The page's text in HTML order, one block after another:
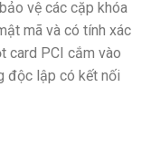
vệ các cặp khóa
mã và có tính xác
card PCI cắm vào
độc lập có kết nối